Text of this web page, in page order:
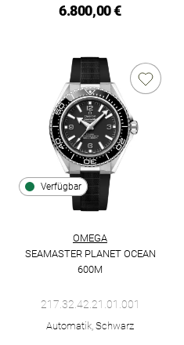
6.800,00 €
Verfügbar
OMEGA
SEAMASTER PLANET OCEAN
600M
217.32.42.21.01.001
Automatik, Schwarz